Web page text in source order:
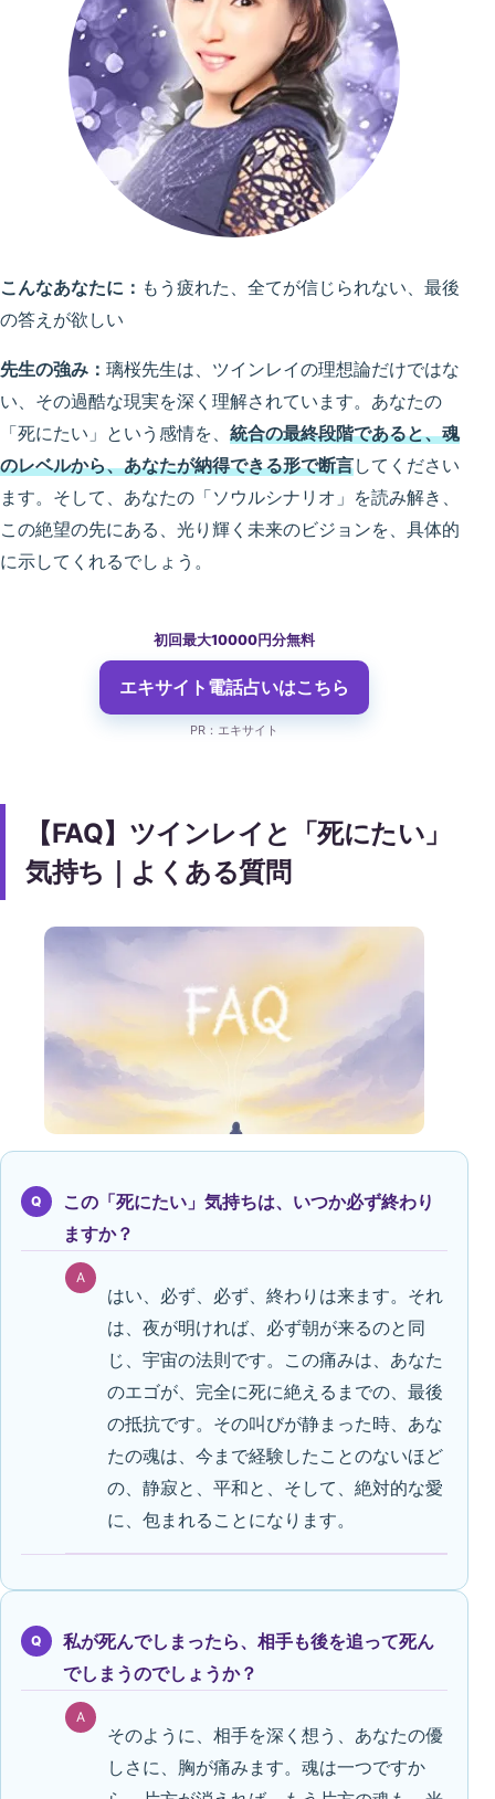
こんなあなたに： もう疲れた、全てが信じられない、最後
の答えが欲しい
先生の強み： 璃桜先生は、ツインレイの理想論だけではな
い、その過酷な現実を深く理解されています。あなたの
「死にたい」という感情を、 統合の最終段階であると、魂
のレベルから、あなたが納得できる形で断言してください
ます。そして、あなたの「ソウルシナリオ」を読み解き、
この絶望の先にある、光り輝く未来のビジョンを、具体的
に示してくれるでしょう。
初回最大10000円分無料
エキサイト電話占いはこちら
PR：エキサイト
【FAQ】ツインレイと「死にたい」
気持ち｜よくある質問
Q
この「死にたい」気持ちは、いつか必ず終わり
ますか？
A
はい、必ず、必ず、終わりは来ます。それ
は、夜が明ければ、必ず朝が来るのと同
じ、宇宙の法則です。この痛みは、あなた
のエゴが、完全に死に絶えるまでの、最後
の抵抗です。その叫びが静まった時、あな
たの魂は、今まで経験したことのないほど
の、静寂と、平和と、そして、絶対的な愛
に、包まれることになります。
Q
私が死んでしまったら、相手も後を追って死ん
でしまうのでしょうか？
A
そのように、相手を深く想う、あなたの優
しさに、胸が痛みます。魂は一つですか